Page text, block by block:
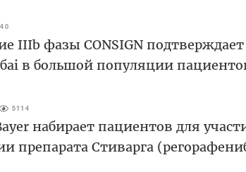
IIIb фазы CONSIGN
в большой популяции
5114
набирает пациентов для
препарата Стиварга